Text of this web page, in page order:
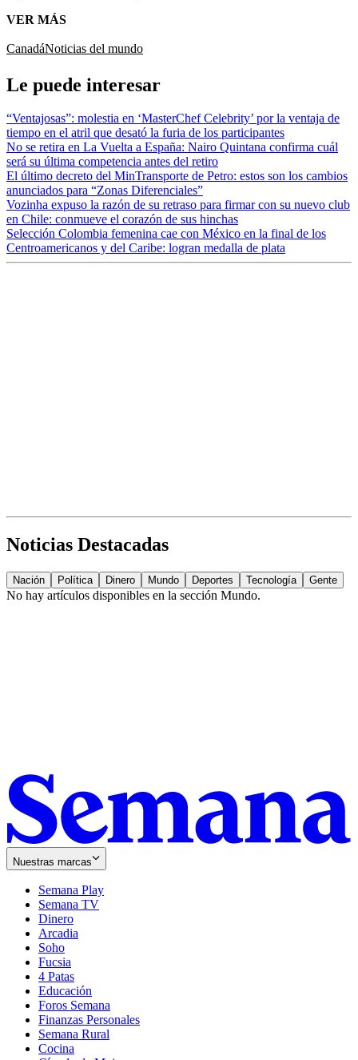
VER MÁS
CanadáNoticias del mundo
Le puede interesar
“Ventajosas”: molestia en ‘MasterChef Celebrity’ por la ventaja de
tiempo en el atril que desató la furia de los participantes
No se retira en La Vuelta a España: Nairo Quintana confirma cuál
será su última competencia antes del retiro
El último decreto del MinTransporte de Petro: estos son los cambios
anunciados para “Zonas Diferenciales”
Vozinha expuso la razón de su retraso para firmar con su nuevo club
en Chile: conmueve el corazón de sus hinchas
Selección Colombia femenina cae con México en la final de los
Centroamericanos y del Caribe: logran medalla de plata
Noticias Destacadas
Nación Política Dinero Mundo Deportes Tecnología Gente
No hay artículos disponibles en la sección Mundo.
Nuestras marcas
Semana Play
Semana TV
Dinero
Arcadia
Soho
in
new
window
Fucsia
in
new
window
4 Patas
Educación
Foros Semana
Finanzas Personales
Semana Rural
Cocina